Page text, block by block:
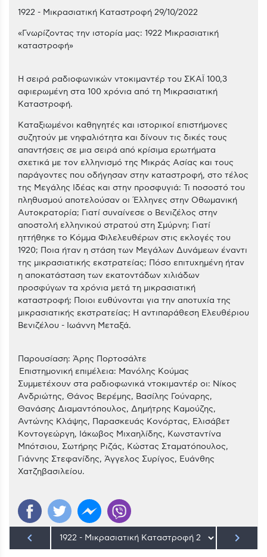
1922 - Μικρασιατική Καταστροφή 29/10/2022
«Γνωρίζοντας την ιστορία μας: 1922 Μικρασιατική
καταστροφή»
Η σειρά ραδιοφωνικών ντοκιμαντέρ του ΣΚΑΪ 100,3
αφιερωμένη στα 100 χρόνια από τη Μικρασιατική
Καταστροφή.
Καταξιωμένοι καθηγητές και ιστορικοί επιστήμονες
συζητούν με νηφαλιότητα και δίνουν τις δικές τους
απαντήσεις σε μια σειρά από κρίσιμα ερωτήματα
σχετικά με τον ελληνισμό της Μικράς Ασίας και τους
παράγοντες που οδήγησαν στην καταστροφή, στο τέλος
της Μεγάλης Ιδέας και στην προσφυγιά: Τι ποσοστό του
πληθυσμού αποτελούσαν οι Έλληνες στην Οθωμανική
Αυτοκρατορία; Γιατί συναίνεσε ο Βενιζέλος στην
αποστολή ελληνικού στρατού στη Σμύρνη; Γιατί
ηττήθηκε το Κόμμα Φιλελευθέρων στις εκλογές του
1920; Ποια ήταν η στάση των Μεγάλων Δυνάμεων έναντι
της μικρασιατικής εκστρατείας; Πόσο επιτυχημένη ήταν
η αποκατάσταση των εκατοντάδων χιλιάδων
προσφύγων τα χρόνια μετά τη μικρασιατική
καταστροφή; Ποιοι ευθύνονται για την αποτυχία της
μικρασιατικής εκστρατείας; Η αντιπαράθεση Ελευθέριου
Βενιζέλου - Ιωάννη Μεταξά.
Παρουσίαση: Άρης Πορτοσάλτε
Επιστημονική επιμέλεια: Μανόλης Κούμας
Συμμετέχουν στα ραδιοφωνικά ντοκιμαντέρ οι: Νίκος
Ανδριώτης, Θάνος Βερέμης, Βασίλης Γούναρης,
Θανάσης Διαμαντόπουλος, Δημήτρης Καμούζης,
Αντώνης Κλάψης, Παρασκευάς Κονόρτας, Ελισάβετ
Κοντογεώργη, Ιάκωβος Μιχαηλίδης, Κωνσταντίνα
Μπότσιου, Σωτήρης Ριζάς, Κώστας Σταματόπουλος,
Γιάννης Στεφανίδης, Άγγελος Συρίγος, Ευάνθης
Χατζηβασιλείου.
keyboard_arrow_left keyboard_arrow_right